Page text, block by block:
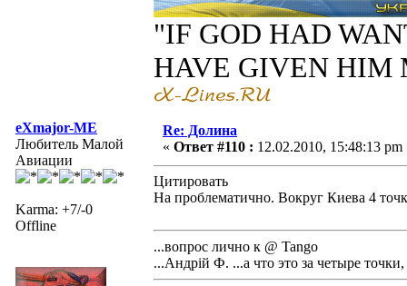
"IF GOD HAD
HAVE GIVEN HIM
eXmajor-ME
Любитель Малой
Авиации
Karma: +7/-0
Offline
Re: Долина
« Ответ #110 : 12.02.2010, 15:48:13 pm
Цитировать
На проблематично. Вокруг Киева 4
...вопрос лично к @ Tango
...Андрiй Ф. ...а что это за четыре